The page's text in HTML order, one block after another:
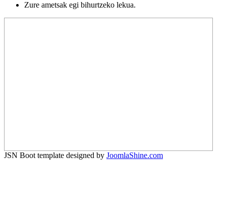
Zure ametsak egi bihurtzeko lekua.
JSN Boot template designed by JoomlaShine.com